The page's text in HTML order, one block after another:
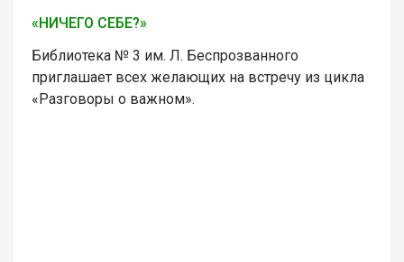
«НИЧЕГО СЕБЕ?»
Библиотека № 3 им. Л. Беспрозванного
приглашает всех желающих на встречу из цикла
«Разговоры о важном».